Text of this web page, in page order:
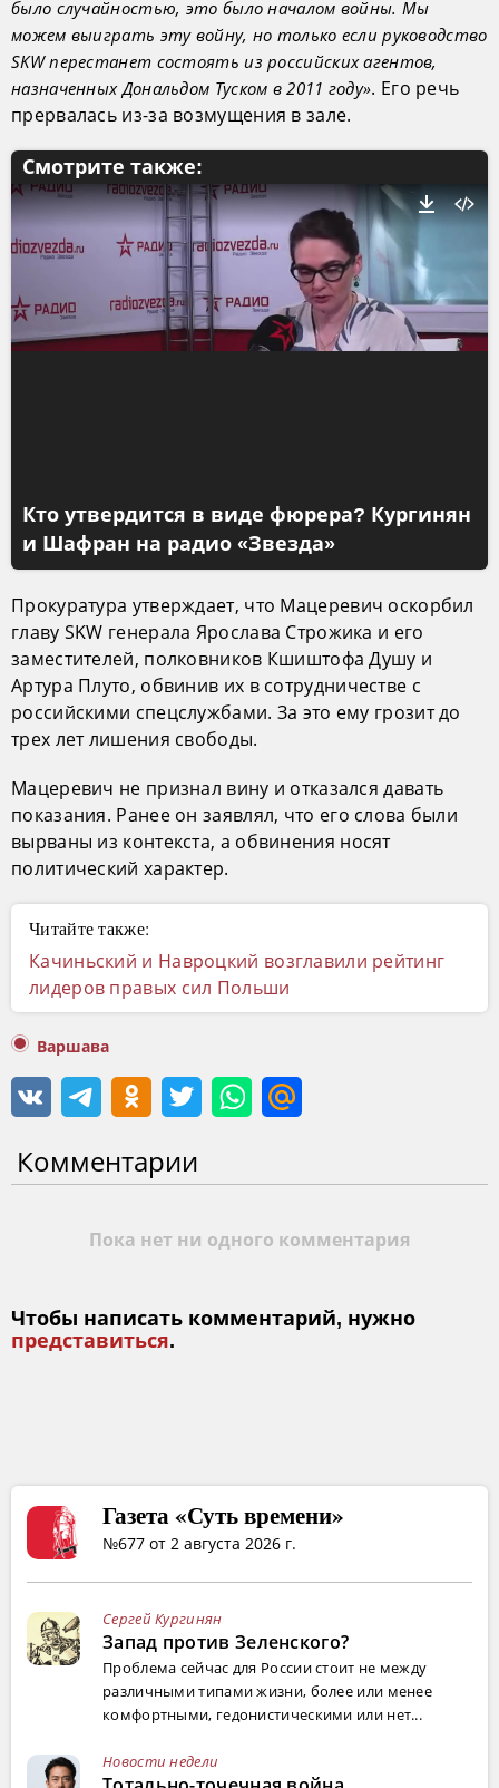
было случайностью, это было началом войны. Мы
можем выиграть эту войну, но только если руководство
SKW перестанет состоять из российских агентов,
назначенных Дональдом Туском в 2011 году». Его речь
прервалась из-за возмущения в зале.
Смотрите также:
Кто утвердится в виде фюрера? Кургинян
и Шафран на радио «Звезда»
Прокуратура утверждает, что Мацеревич оскорбил
главу SKW генерала Ярослава Строжика и его
заместителей, полковников Кшиштофа Душу и
Артура Плуто, обвинив их в сотрудничестве с
российскими спецслужбами. За это ему грозит до
трех лет лишения свободы.
Мацеревич не признал вину и отказался давать
показания. Ранее он заявлял, что его слова были
вырваны из контекста, а обвинения носят
политический характер.
Читайте также:
Качиньский и Навроцкий возглавили рейтинг
лидеров правых сил Польши
Варшава
Комментарии
Пока нет ни одного комментария
Чтобы написать комментарий, нужно
представиться.
Газета «Суть времени»
№677 от 2 августа 2026 г.
Сергей Кургинян
Запад против Зеленского?
Проблема сейчас для России стоит не между
различными типами жизни, более или менее
комфортными, гедонистическими или нет...
Новости недели